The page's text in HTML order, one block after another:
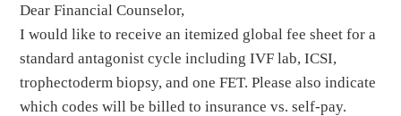
Dear Financial Counselor,
I would like to receive an itemized global fee sheet for a
standard antagonist cycle including IVF lab, ICSI,
trophectoderm biopsy, and one FET. Please also indicate
which codes will be billed to insurance vs. self-pay.